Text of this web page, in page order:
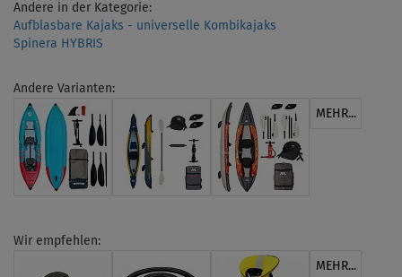
Andere in der Kategorie:
Aufblasbare Kajaks - universelle Kombikajaks
Spinera HYBRIS
Andere Varianten:
MEHR...
Wir empfehlen:
MEHR...